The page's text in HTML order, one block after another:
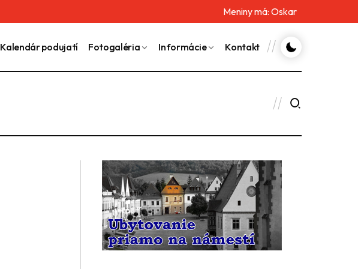
Meniny má: Oskar
Kalendár podujatí Fotogaléria Informácie Kontakt